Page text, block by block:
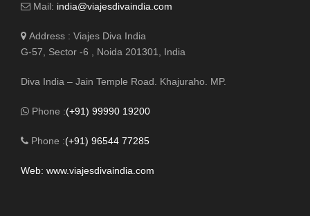
Mail: india@viajesdivaindia.com
Address : Viajes Diva India
G-57, Sector -6 , Noida 201301, India
Diva India – Jain Temple Road. Khajuraho. MP.
Phone :(+91) 99990 19200
Phone :(+91) 96544 77285
Web: www.viajesdivaindia.com